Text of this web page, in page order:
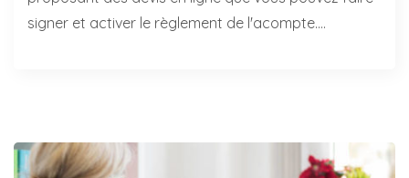
signer et activer le règlement de l'acompte.…